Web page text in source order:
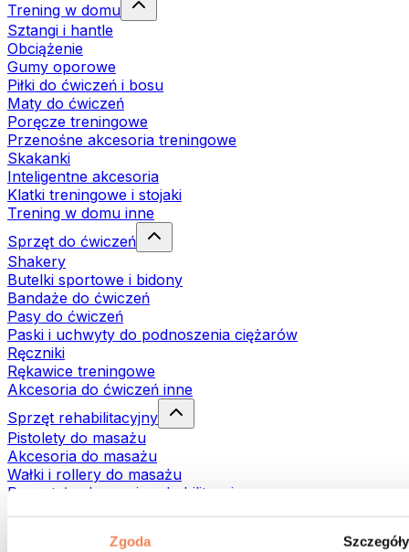
Zgoda Szczegóły
Trening w domu
Sztangi i hantle
Obciążenie
Gumy oporowe
Piłki do ćwiczeń i bosu
Maty do ćwiczeń
Poręcze treningowe
Przenośne akcesoria treningowe
Skakanki
Inteligentne akcesoria
Klatki treningowe i stojaki
Trening w domu inne
Sprzęt do ćwiczeń
Shakery
Butelki sportowe i bidony
Bandaże do ćwiczeń
Pasy do ćwiczeń
Paski i uchwyty do podnoszenia ciężarów
Ręczniki
Rękawice treningowe
Akcesoria do ćwiczeń inne
Sprzęt rehabilitacyjny
Pistolety do masażu
Akcesoria do masażu
Wałki i rollery do masażu
Pozostałe akcesoria rehabilitacyjne
Torby i plecaki
Torby na żywność i akcesoria